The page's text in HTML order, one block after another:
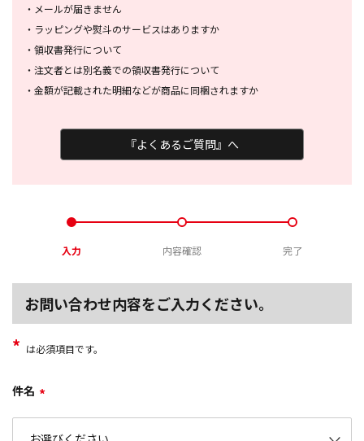
・ メールが届きません
・ ラッピングや熨斗のサービスはありますか
・ 領収書発行について
・ 注文者とは別名義での領収書発行について
・ 金額が記載された明細などが商品に同梱されますか
『よくあるご質問』へ
入力 内容確認 完了
お問い合わせ内容をご入力ください。
* は必須項目です。
件名 *